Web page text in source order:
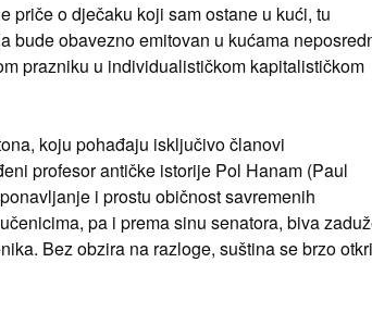
priče o dječaku koji sam ostane u kući, tu
bude obavezno emitovan u kućama
prazniku u individualističkom kapitalističkom
koju pohađaju isključivo članovi
profesor antičke istorije Pol Hanam (Paul
i prostu običnost savremenih
pa i prema sinu senatora, biva
Bez obzira na razloge, suština se brzo